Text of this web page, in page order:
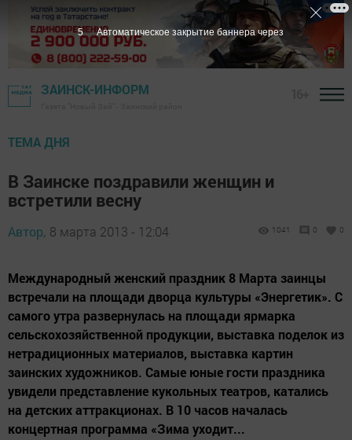
ЗАИНСК-ИНФОРМ
ТЕМА ДНЯ
В Заинске поздравили женщин и
встретили весну
Автор, 8 марта 2013 - 12:04 1041 0 0
Международный женский праздник 8 Марта заинцы
встречали на площади дворца культуры «Энергетик». С
самого утра развернулась на площади ярмарка
сельскохозяйственной продукции, выставка поделок из
нетрадиционных материалов, выставка картин
заинских художников. Самые юные гости праздника
увидели представление кукольных театров, катались
на детских аттракционах. В 10 часов началась
концертная программа «Зима уходит...
4 Автоматическое закрытие баннера через